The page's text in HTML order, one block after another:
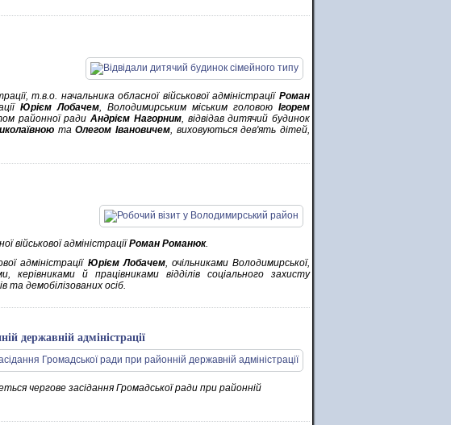
т.в.о. начальника обласної військової адміністрації Роман
Юрієм Лобачем, Володимирським міським головою Ігорем
районної ради Андрієм Нагорним, відвідав дитячий будинок
таОлегом Івановичем, виховуються дев'ять дітей,
військової адміністраціїРоман Романюк.
адміністрації Юрієм Лобачем, очільниками Володимирської,
керівниками й працівниками відділів соціального захисту
та демобілізованих осіб.
державній адміністрації
чергове засідання Громадської ради при районній